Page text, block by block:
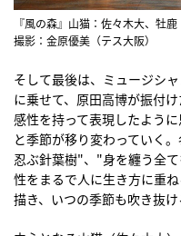
『風の森』山猫：佐々木大、牡
撮影：金原優美（テス大阪）
そして最後は、ミュージシ
に乗せて、原田高博が振付
感性を持って表現したよう
と季節が移り変わっていく
忍ぶ針葉樹"、"身を纏う全
性をまるで人に生き方に重
描き、いつの季節も吹き抜